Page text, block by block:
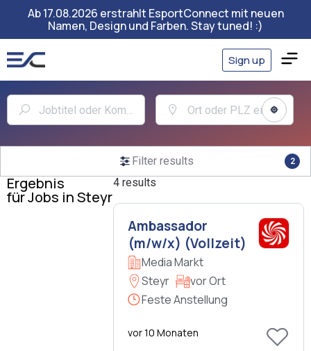
Ab 17.08.2026 erstrahlt EsportConnect mit neuen
Namen, Design und Farben. Stay tuned! :)
Sign up
Filter results 2
Ergebnis
für Jobs in Steyr
4 results
Ambassador
(m/w/x) (Vollzeit)
Media Markt
Steyr
vor Ort
Feste Anstellung
vor 10 Monaten